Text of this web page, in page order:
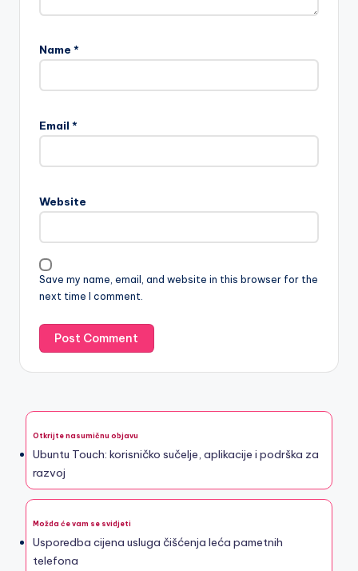
Name *
Email *
Website
Save my name, email, and website in this browser for the
next time I comment.
Otkrijte nasumičnu objavu
Ubuntu Touch: korisničko sučelje, aplikacije i podrška za
razvoj
Možda će vam se svidjeti
Usporedba cijena usluga čišćenja leća pametnih
telefona